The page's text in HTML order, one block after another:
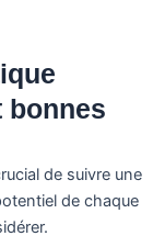
bonnes
de suivre une
de chaque